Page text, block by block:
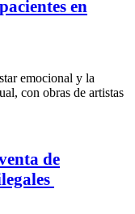
en
emocional y la
con obras de artistas
de